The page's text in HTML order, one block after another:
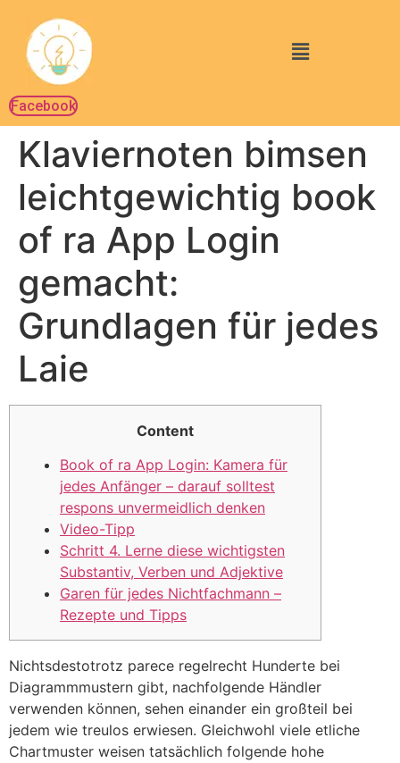
Facebook
Klaviernoten bimsen
leichtgewichtig book
of ra App Login
gemacht:
Grundlagen für jedes
Laie
Content
Book of ra App Login: Kamera für
jedes Anfänger – darauf solltest
respons unvermeidlich denken
Video-Tipp
Schritt 4. Lerne diese wichtigsten
Substantiv, Verben und Adjektive
Garen für jedes Nichtfachmann –
Rezepte und Tipps
Nichtsdestotrotz parece regelrecht Hunderte bei
Diagrammmustern gibt, nachfolgende Händler
verwenden können, sehen einander ein großteil bei
jedem wie treulos erwiesen. Gleichwohl viele etliche
Chartmuster weisen tatsächlich folgende hohe